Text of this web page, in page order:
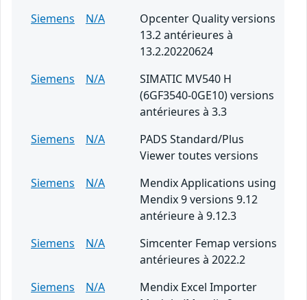
Siemens
N/A
Opcenter Quality versions
13.2 antérieures à
13.2.20220624
Siemens
N/A
SIMATIC MV540 H
(6GF3540-0GE10) versions
antérieures à 3.3
Siemens
N/A
PADS Standard/Plus
Viewer toutes versions
Siemens
N/A
Mendix Applications using
Mendix 9 versions 9.12
antérieure à 9.12.3
Siemens
N/A
Simcenter Femap versions
antérieures à 2022.2
Siemens
N/A
Mendix Excel Importer